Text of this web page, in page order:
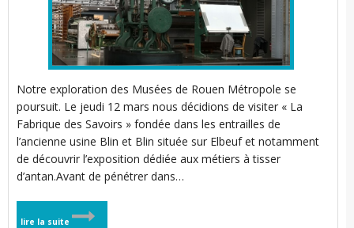
Notre exploration des Musées de Rouen Métropole se
poursuit. Le jeudi 12 mars nous décidions de visiter « La
Fabrique des Savoirs » fondée dans les entrailles de
l’ancienne usine Blin et Blin située sur Elbeuf et notamment
de découvrir l’exposition dédiée aux métiers à tisser
d’antan.Avant de pénétrer dans…
lire la suite